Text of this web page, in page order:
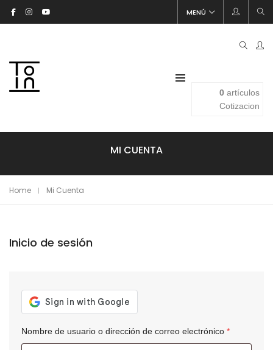
MENÚ
0artículos
Cotizacion
MI CUENTA
Home Mi Cuenta
Inicio de sesión
Nombre de usuario o dirección de correo electrónico *